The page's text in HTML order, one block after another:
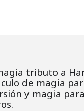
tributo a
de magia
y magia